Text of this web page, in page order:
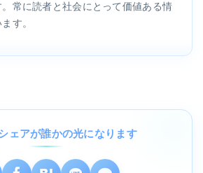
常に読者と社会にとって価値ある情
す。
ェアが誰かの光になります